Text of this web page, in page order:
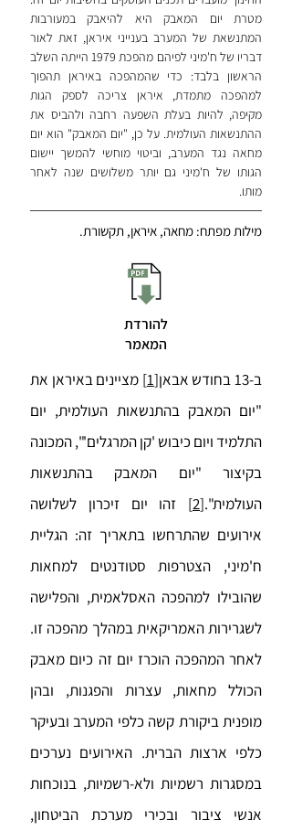
מטרת יום המאבק היא להיאבק במעורבות
המתנשאת של המערב בענייני איראן, זאת לאור
דבריו של ח'מיני לפיהם מהפכת 1979 הייתה השלב
הראשון בלבד: כדי שהמהפכה באיראן תהפוך
למהפכה מתמדת, איראן צריכה לספק הגות
מקיפה, להיות בעלת השפעה רחבה ולהביס את
ההתנשאות העולמית. על כן, "יום המאבק" הוא יום
מחאה נגד המערב, וביטוי מוחשי להמשך יישום
הגותו של ח'מיני גם יותר משלושים שנה לאחר
מותו.
מילות מפתח: מחאה, איראן, תקשורת.
להורדת
המאמר
ב-13 בחודש אבאן [1]
מציינים באיראן את
"יום המאבק בהתנשאות העולמית, יום
התלמיד ויום כיבוש 'קן המרגלים'", המכונה
בקיצור "יום המאבק בהתנשאות
העולמית".[2]
זהו יום זיכרון לשלושה
אירועים שהתרחשו בתאריך זה: הגליית
ח'מיני, הצטרפות סטודנטים למחאות
שהובילו למהפכה האסלאמית, והפלישה
לשגרירות האמריקאית במהלך מהפכה זו.
לאחר המהפכה הוכרז יום זה כיום מאבק
הכולל מחאות, עצרות והפגנות, ובהן
מופנית ביקורת קשה כלפי המערב ובעיקר
כלפי ארצות הברית. האירועים נערכים
במסגרות רשמיות ולא-רשמיות, בנוכחות
אנשי ציבור ובכירי מערכת הביטחון,